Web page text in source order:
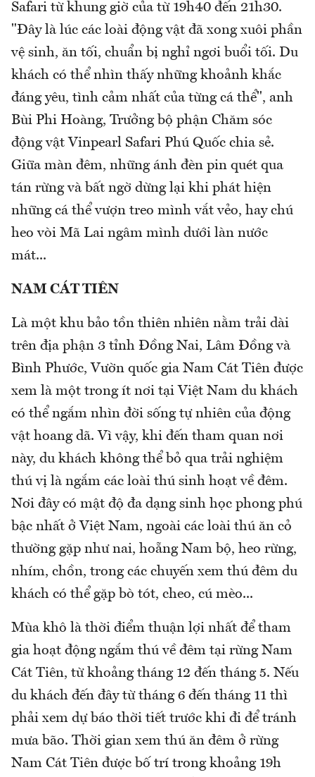
Safari từ khung giờ của từ 19h40 đến 21h30.
"Đây là lúc các loài động vật đã xong xuôi phần
vệ sinh, ăn tối, chuẩn bị nghỉ ngơi buổi tối. Du
khách có thể nhìn thấy những khoảnh khắc
đáng yêu, tình cảm nhất của từng cá thể", anh
Bùi Phi Hoàng, Trưởng bộ phận Chăm sóc
động vật Vinpearl Safari Phú Quốc chia sẻ.
Giữa màn đêm, những ánh đèn pin quét qua
tán rừng và bất ngờ dừng lại khi phát hiện
những cá thể vượn treo mình vắt vẻo, hay chú
heo vòi Mã Lai ngâm mình dưới làn nước
mát...
NAM CÁT TIÊN
Là một khu bảo tồn thiên nhiên nằm trải dài
trên địa phận 3 tỉnh Đồng Nai, Lâm Đồng và
Bình Phước, Vườn quốc gia Nam Cát Tiên được
xem là một trong ít nơi tại Việt Nam du khách
có thể ngắm nhìn đời sống tự nhiên của động
vật hoang dã. Vì vậy, khi đến tham quan nơi
này, du khách không thể bỏ qua trải nghiệm
thú vị là ngắm các loài thú sinh hoạt về đêm.
Nơi đây có mật độ đa dạng sinh học phong phú
bậc nhất ở Việt Nam, ngoài các loài thú ăn cỏ
thường gặp như nai, hoẵng Nam bộ, heo rừng,
nhím, chồn, trong các chuyến xem thú đêm du
khách có thể gặp bò tót, cheo, cú mèo...
Mùa khô là thời điểm thuận lợi nhất để tham
gia hoạt động ngắm thú về đêm tại rừng Nam
Cát Tiên, từ khoảng tháng 12 đến tháng 5. Nếu
du khách đến đây từ tháng 6 đến tháng 11 thì
phải xem dự báo thời tiết trước khi đi để tránh
mưa bão. Thời gian xem thú ăn đêm ở rừng
Nam Cát Tiên được bố trí trong khoảng 19h